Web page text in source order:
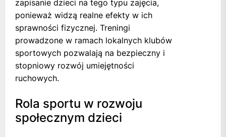
zapisanie dzieci na tego typu zajęcia,
ponieważ widzą realne efekty w ich
sprawności fizycznej. Treningi
prowadzone w ramach lokalnych klubów
sportowych pozwalają na bezpieczny i
stopniowy rozwój umiejętności
ruchowych.
Rola sportu w rozwoju
społecznym dzieci